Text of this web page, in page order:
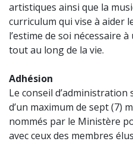
artistiques ainsi que la
curriculum qui vise à aider
l’estime de soi nécessaire
tout au long de la vie.
Adhésion
Le conseil
d’un maximum de sept (7)
nommés par le Ministère
avec ceux des membres